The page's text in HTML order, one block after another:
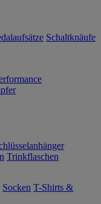
Schaltknäufe
Trinkflaschen
Socken T-Shirts &